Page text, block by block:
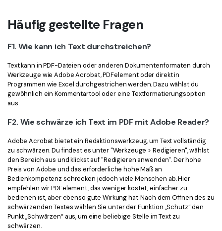
Häufig gestellte Fragen
F1. Wie kann ich Text durchstreichen?
Text kann in PDF-Dateien oder anderen Dokumentenformaten durch
Werkzeuge wie Adobe Acrobat, PDFelement oder direkt in
Programmen wie Excel durchgestrichen werden. Dazu wählst du
gewöhnlich ein Kommentartool oder eine Textformatierungsoption
aus.
F2. Wie schwärze ich Text im PDF mit Adobe Reader?
Adobe Acrobat bietet ein Redaktionswerkzeug, um Text vollständig
zu schwärzen. Du findest es unter "Werkzeuge > Redigieren", wählst
den Bereich aus und klickst auf "Redigieren anwenden". Der hohe
Preis von Adobe und das erforderliche hohe Maß an
Bedienkompetenz schrecken jedoch viele Menschen ab. Hier
empfehlen wir PDFelement, das weniger kostet, einfacher zu
bedienen ist, aber ebenso gute Wirkung hat. Nach dem Öffnen des zu
schwärzenden Textes wählen Sie unter der Funktion „Schutz“ den
Punkt „Schwärzen“ aus, um eine beliebige Stelle im Text zu
schwärzen.